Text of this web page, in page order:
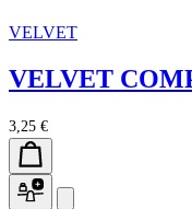
VELVET
VELVET
3,25 €